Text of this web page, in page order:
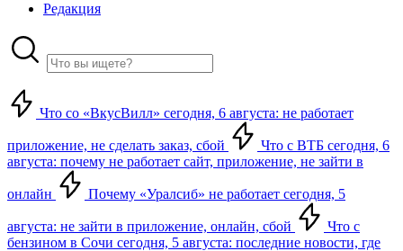
Редакция
Что со «ВкусВилл» сегодня, 6 августа: не работает
приложение, не сделать заказ, сбой
Что с ВТБ сегодня, 6
августа: почему не работает сайт, приложение, не зайти в
онлайн Почему «Уралсиб» не работает сегодня, 5
августа: не зайти в приложение, онлайн, сбой
Что с
бензином в Сочи сегодня, 5 августа: последние новости, где